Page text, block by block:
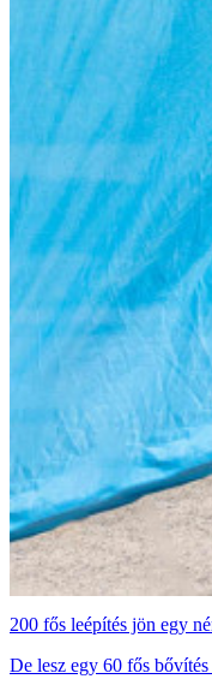
200 fős leépítés jön egy
De lesz egy 60 fős